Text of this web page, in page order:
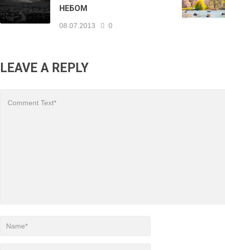
НЕБОМ
08.07.2013 0
LEAVE A REPLY